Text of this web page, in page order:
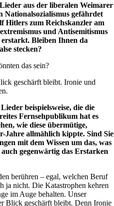
aus der liberalen Weimarer
gefährdet
Hitlers zum Reichskanzler am
und Antisemitismus
Bleiben Ihnen da
stecken?
das sein?
geschärft bleibt. Ironie und
beispielsweise, die die
Fernsehpublikum hat es
wie diese übermütige,
Jahre allmählich kippte. Sind Sie
mit dem Wissen um das, was
gegenwärtig das Erstarken
berühren – egal, welchen Beruf
ja nicht. Die Katastrophen kehren
im Auge behalten. Unser
Blick geschärft bleibt. Denn Ironie